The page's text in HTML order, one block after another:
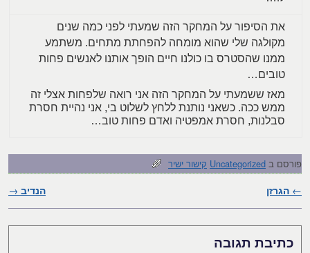
את הסיפור על המחקר הזה שמעתי לפני כמה שנים
מקולגה שלי שהוא מומחה להפחתת מתחים. משתמע
ממנו שהסטרס בו כולנו חיים הופך אותנו לאנשים פחות
טובים…
מאז ששמעתי על המחקר הזה אני רואה שלפחות אצלי זה
ממש ככה. כשאני נותנת ללחץ לשלוט בי, אני נהיית חסרת
סבלנות, חסרת אמפטיה ואדם פחות טוב…
פורסם ב Uncategorized קישור ישיר
ניווט בפוסטים
← הגרזן הנדיב →
כתיבת תגובה